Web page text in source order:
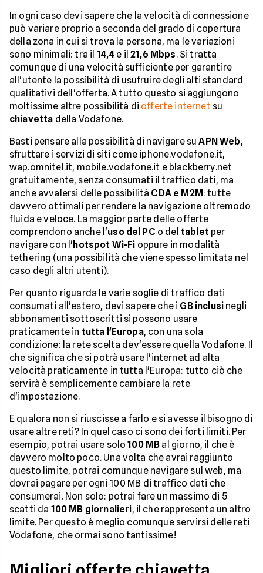
In ogni caso devi sapere che la velocità di connessione
può variare proprio a seconda del grado di copertura
della zona in cui si trova la persona, ma le variazioni
sono minimali: tra il 14,4 e il21,6 Mbps. Si tratta
comunque di una velocità sufficiente per garantire
all'utente la possibilità di usufruire degli alti standard
qualitativi dell'offerta. A tutto questo si aggiungono
moltissime altre possibilità di offerte internet su
chiavetta della Vodafone.
Basti pensare alla possibilità di navigare suAPN Web,
sfruttare i servizi di siti come iphone.vodafone.it,
wap.omnitel.it, mobile.vodafone.it e blackberry.net
gratuitamente, senza consumati il traffico dati, ma
anche avvalersi delle possibilità CDA e M2M: tutte
davvero ottimali per rendere la navigazione oltremodo
fluida e veloce. La maggior parte delle offerte
comprendono anche l'uso del PC o del tablet per
navigare con l' hotspot Wi-Fi oppure in modalità
tethering (una possibilità che viene spesso limitata nel
caso degli altri utenti).
Per quanto riguarda le varie soglie di traffico dati
consumati all'estero, devi sapere che i GB inclusi negli
abbonamenti sottoscritti si possono usare
praticamente in tutta l'Europa, con una sola
condizione: la rete scelta dev'essere quella Vodafone. Il
che significa che si potrà usare l'internet ad alta
velocità praticamente in tutta l'Europa: tutto ciò che
servirà è semplicemente cambiare la rete
d'impostazione.
E qualora non si riuscisse a farlo e si avesse il bisogno di
usare altre reti? In quel caso ci sono dei forti limiti. Per
esempio, potrai usare solo100 MB al giorno, il che è
davvero molto poco. Una volta che avrai raggiunto
questo limite, potrai comunque navigare sul web, ma
dovrai pagare per ogni 100 MB di traffico dati che
consumerai. Non solo: potrai fare un massimo di 5
scatti da 100 MB giornalieri, il che rappresenta un altro
limite. Per questo è meglio comunque servirsi delle reti
Vodafone, che ormai sono tantissime!